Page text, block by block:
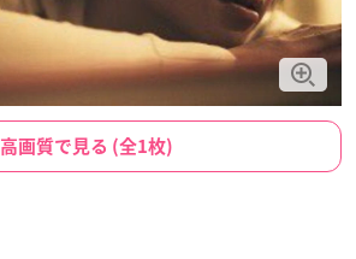
高画質で見る (全1枚)